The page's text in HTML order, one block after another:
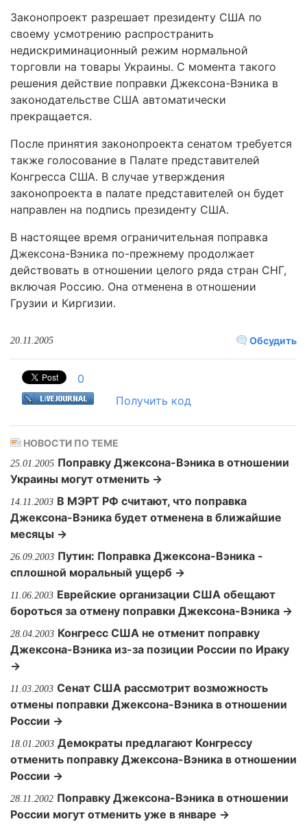
Законопроект разрешает президенту США по
своему усмотрению распространить
недискриминационный режим нормальной
торговли на товары Украины. С момента такого
решения действие поправки Джексона-Вэника в
законодательстве США автоматически
прекращается.
После принятия законопроекта сенатом требуется
также голосование в Палате представителей
Конгресса США. В случае утверждения
законопроекта в палате представителей он будет
направлен на подпись президенту США.
В настоящее время ограничительная поправка
Джексона-Вэника по-прежнему продолжает
действовать в отношении целого ряда стран СНГ,
включая Россию. Она отменена в отношении
Грузии и Киргизии.
Обсудить
20.11.2005
0
Получить код
НОВОСТИ ПО ТЕМЕ
25.01.2005 Поправку Джексона-Вэника в отношении
Украины могут отменить →
14.11.2003 В МЭРТ РФ считают, что поправка
Джексона-Вэника будет отменена в ближайшие
месяцы →
26.09.2003 Путин: Поправка Джексона-Вэника -
сплошной моральный ущерб →
11.06.2003 Еврейские организации США обещают
бороться за отмену поправки Джексона-Вэника →
28.04.2003 Конгресс США не отменит поправку
Джексона-Вэника из-за позиции России по Ираку
→
11.03.2003 Сенат США рассмотрит возможность
отмены поправки Джексона-Вэника в отношении
России →
18.01.2003 Демократы предлагают Конгрессу
отменить поправку Джексона-Вэника в отношении
России →
28.11.2002 Поправку Джексона-Вэника в отношении
России могут отменить уже в январе →